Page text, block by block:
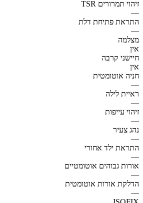
זיהוי תמרורים TSR
—
התראת פתיחת דלת
—
מצלמה
אין
חיישני קרבה
אין
חניה אוטומטית
—
ראיית לילה
—
זיהוי עייפות
—
נהג צעיר
—
התראת ילד אחורי
—
אורות גבוהים אוטומטיים
—
הדלקת אורות אוטומטית
—